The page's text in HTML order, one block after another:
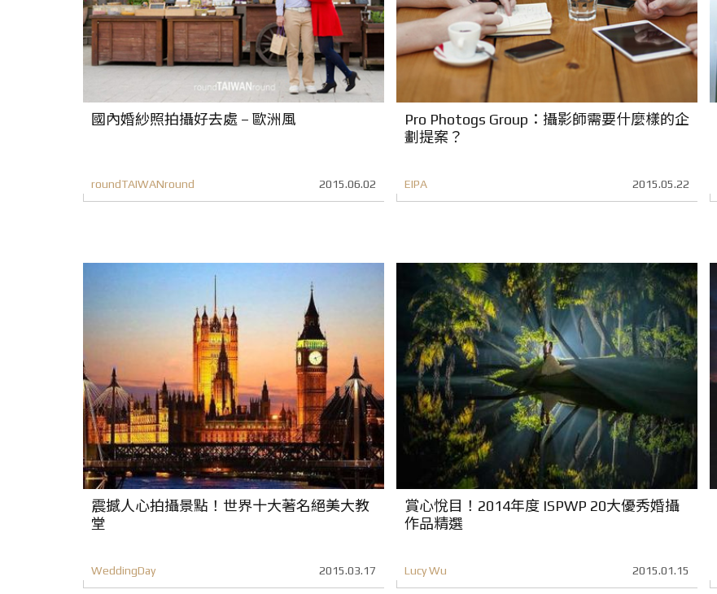
國內婚紗照拍攝好去處 – 歐洲風
roundTAIWANround 2015.06.02
Pro Photogs Group：攝影師需要什麼樣的企
劃提案？
EIPA 2015.05.22
震撼人心拍攝景點！世界十大著名絕美大教
堂
WeddingDay 2015.03.17
賞心悅目！2014年度 ISPWP 20大優秀婚攝
作品精選
Lucy Wu 2015.01.15